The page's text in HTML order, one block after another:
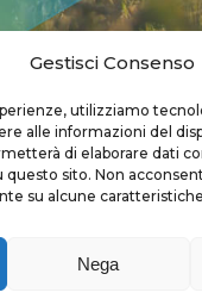
Gestisci Consenso
utilizziamo
alle informazioni del
di elaborare dati
questo sito. Non
su alcune
Nega